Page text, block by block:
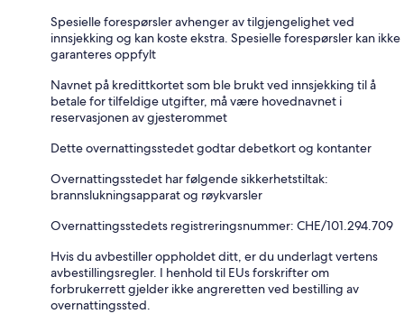
Spesielle forespørsler avhenger av tilgjengelighet ved
innsjekking og kan koste ekstra. Spesielle forespørsler kan ikke
garanteres oppfylt
Navnet på kredittkortet som ble brukt ved innsjekking til å
betale for tilfeldige utgifter, må være hovednavnet i
reservasjonen av gjesterommet
Dette overnattingsstedet godtar debetkort og kontanter
Overnattingsstedet har følgende sikkerhetstiltak:
brannslukningsapparat og røykvarsler
Overnattingsstedets registreringsnummer: CHE/101.294.709
Hvis du avbestiller oppholdet ditt, er du underlagt vertens
avbestillingsregler. I henhold til EUs forskrifter om
forbrukerrett gjelder ikke angreretten ved bestilling av
overnattingssted.